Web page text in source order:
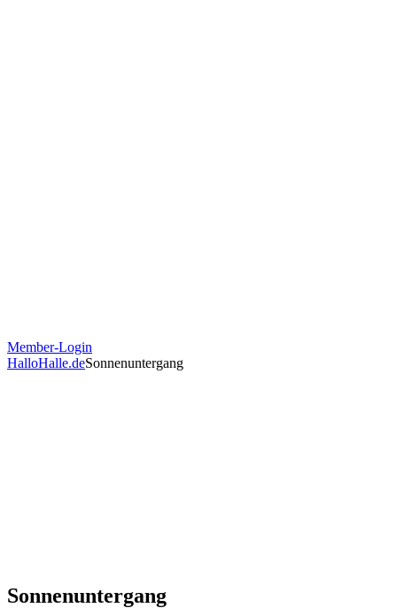
Member-Login
HalloHalle.deSonnenuntergang
Sonnenuntergang